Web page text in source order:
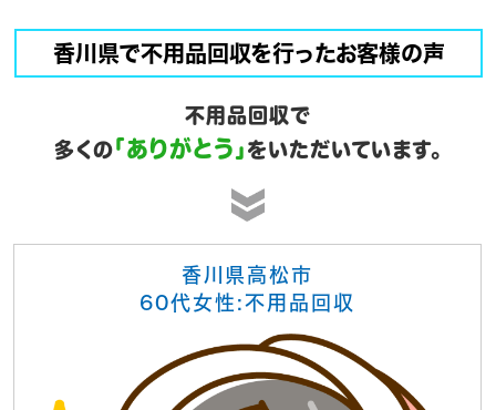
香川県で不用品回収を行ったお客様の声
不用品回収で
多くの「ありがとう」 をいただいています。
香川県高松市
60代女性:不用品回収